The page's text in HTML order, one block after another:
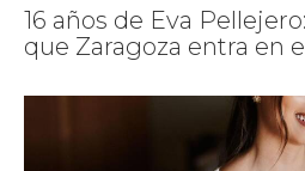
16 años de Eva
que Zaragoza entra en